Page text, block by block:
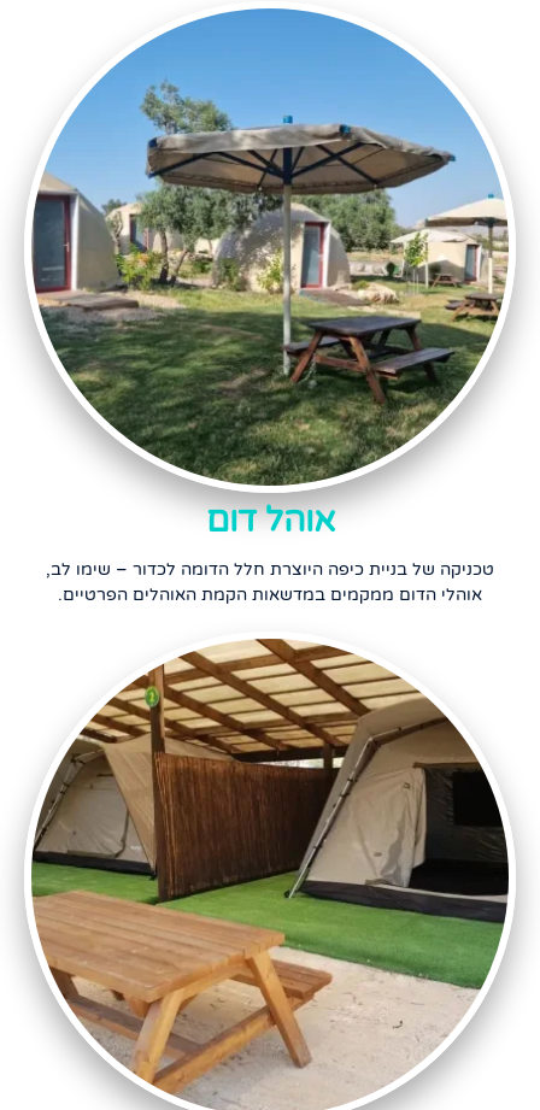
אוהל דום
טכניקה של בניית כיפה היוצרת חלל הדומה לכדור – שימו לב,
אוהלי הדום ממקמים במדשאות הקמת האוהלים הפרטיים.